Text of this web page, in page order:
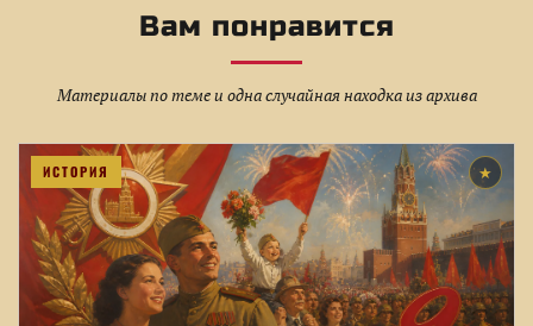
Вам понравится
Материалы по теме и одна случайная находка из архива
ИСТОРИЯ ★